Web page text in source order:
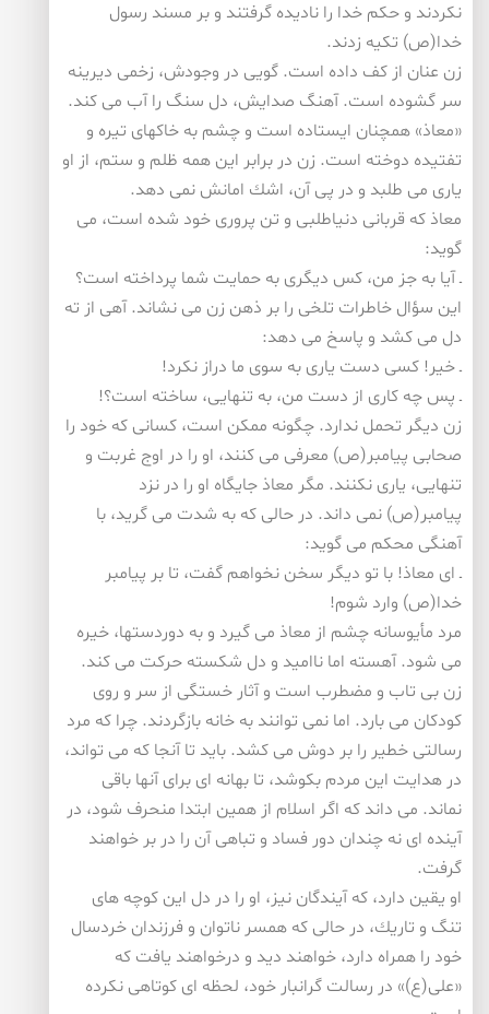
نكردند و حكم خدا را نادیده گرفتند و بر مسند رسول
خدا(ص) تكیه زدند.
زن عنان از كف داده است. گویی در وجودش، زخمی دیرینه
سر گشوده است. آهنگ صدایش، دل سنگ را آب می كند.
«معاذ» همچنان ایستاده است و چشم به خاكهای تیره و
تفتیده دوخته است. زن در برابر این همه ظلم و ستم، از او
یاری می طلبد و در پی آن، اشك امانش نمی دهد.
معاذ كه قربانی دنیاطلبی و تن پروری خود شده است، می
گوید:
ـ آیا به جز من، كس دیگری به حمایت شما پرداخته است؟
این سؤال خاطرات تلخی را بر ذهن زن می نشاند. آهی از ته
دل می كشد و پاسخ می دهد:
ـ خیر! كسی دست یاری به سوی ما دراز نكرد!
ـ پس چه كاری از دست من، به تنهایی، ساخته است؟!
زن دیگر تحمل ندارد. چگونه ممكن است، كسانی كه خود را
صحابی پیامبر(ص) معرفی می كنند، او را در اوج غربت و
تنهایی، یاری نكنند. مگر معاذ جایگاه او را در نزد
پیامبر(ص) نمی داند. در حالی كه به شدت می گرید، با
آهنگی محكم می گوید:
ـ ای معاذ! با تو دیگر سخن نخواهم گفت، تا بر پیامبر
خدا(ص) وارد شوم!
مرد مأیوسانه چشم از معاذ می گیرد و به دوردستها، خیره
می شود. آهسته اما ناامید و دل شكسته حركت می كند.
زن بی تاب و مضطرب است و آثار خستگی از سر و روی
كودكان می بارد. اما نمی توانند به خانه بازگردند. چرا كه مرد
رسالتی خطیر را بر دوش می كشد. باید تا آنجا كه می تواند،
در هدایت این مردم بكوشد، تا بهانه ای برای آنها باقی
نماند. می داند كه اگر اسلام از همین ابتدا منحرف شود، در
آینده ای نه چندان دور فساد و تباهی آن را در بر خواهند
گرفت.
او یقین دارد، كه آیندگان نیز، او را در دل این كوچه های
تنگ و تاریك، در حالی كه همسر ناتوان و فرزندان خردسال
خود را همراه دارد، خواهند دید و درخواهند یافت كه
«علی(ع)» در رسالت گرانبار خود، لحظه ای كوتاهی نكرده